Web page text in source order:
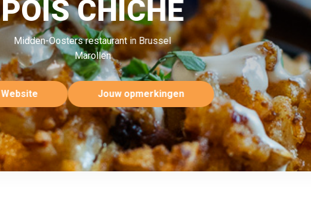
POIS CHICHE
Midden-Oosters restaurant in Brussel
Marollen
Website Jouw opmerkingen